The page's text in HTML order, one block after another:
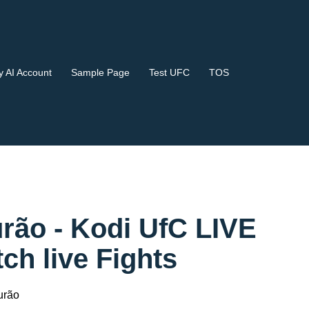
AI Account Sample Page Test UFC TOS
- Kodi UfC LIVE
live Fights